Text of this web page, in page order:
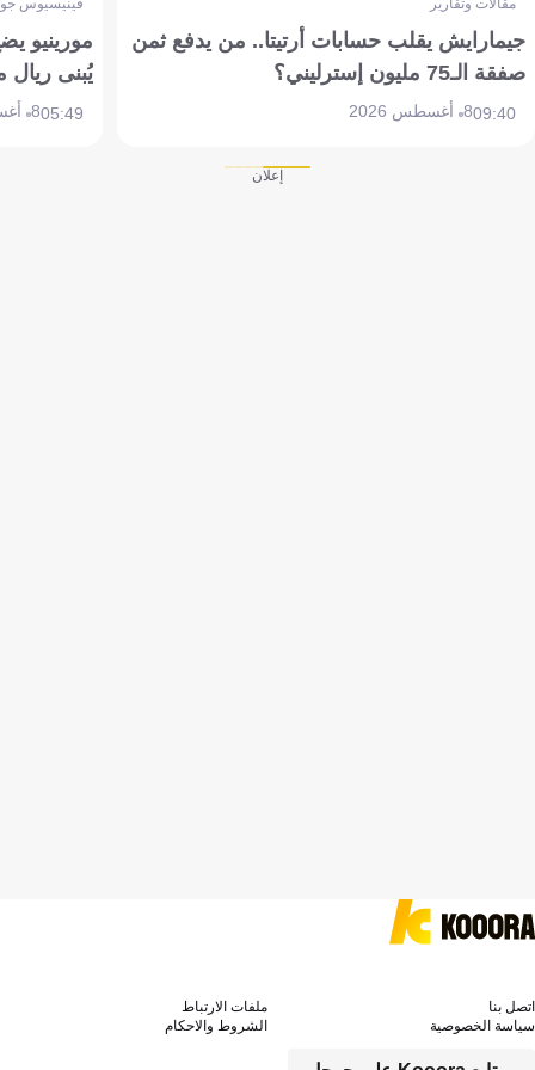
مقالات وتقارير
جيمارايش يقلب حسابات أرتيتا.. من يدفع ثمن
صفقة الـ75 مليون إسترليني؟
09:408 أغسطس 2026
فينيسيوس
مورينيو
يُبنى ريال
05:498 أغسطس 2026
إعلان
اتصل بنا
ملفات الارتباط
سياسة الخصوصية
الشروط والاحكام